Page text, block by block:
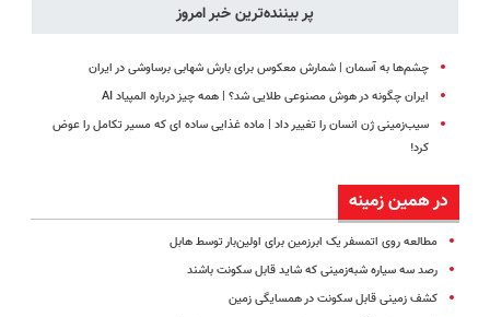
پر بیننده‌ترین خبر امروز
چشم‌ها به آسمان | شمارش معکوس برای بارش شهابی برساوشی در ایران
ایران چگونه در هوش مصنوعی طلایی شد؟ | همه چیز درباره المپیاد AI
سیب‌زمینی ژن انسان را تغییر داد | ماده غذایی ساده ای که مسیر تکامل را عوض
کرد!
در همین زمینه
مطالعه روی اتمسفر یک ابرزمین برای اولین‌بار توسط هابل
رصد سه سیاره شبه‌زمینی که شاید قابل سکونت باشند
کشف زمینی قابل سکونت در همسایگی زمین